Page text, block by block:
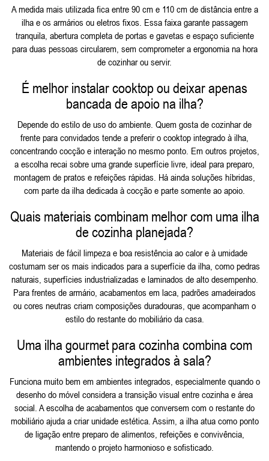
A medida mais utilizada fica entre 90 cm e 110 cm de distância entre a
ilha e os armários ou eletros fixos. Essa faixa garante passagem
tranquila, abertura completa de portas e gavetas e espaço suficiente
para duas pessoas circularem, sem comprometer a ergonomia na hora
de cozinhar ou servir.
É melhor instalar cooktop ou deixar apenas
bancada de apoio na ilha?
Depende do estilo de uso do ambiente. Quem gosta de cozinhar de
frente para convidados tende a preferir o cooktop integrado à ilha,
concentrando cocção e interação no mesmo ponto. Em outros projetos,
a escolha recai sobre uma grande superfície livre, ideal para preparo,
montagem de pratos e refeições rápidas. Há ainda soluções híbridas,
com parte da ilha dedicada à cocção e parte somente ao apoio.
Quais materiais combinam melhor com uma ilha
de cozinha planejada?
Materiais de fácil limpeza e boa resistência ao calor e à umidade
costumam ser os mais indicados para a superfície da ilha, como pedras
naturais, superfícies industrializadas e laminados de alto desempenho.
Para frentes de armário, acabamentos em laca, padrões amadeirados
ou cores neutras criam composições duradouras, que acompanham o
estilo do restante do mobiliário da casa.
Uma ilha gourmet para cozinha combina com
ambientes integrados à sala?
Funciona muito bem em ambientes integrados, especialmente quando o
desenho do móvel considera a transição visual entre cozinha e área
social. A escolha de acabamentos que conversem com o restante do
mobiliário ajuda a criar unidade estética. Assim, a ilha atua como ponto
de ligação entre preparo de alimentos, refeições e convivência,
mantendo o projeto harmonioso e sofisticado.